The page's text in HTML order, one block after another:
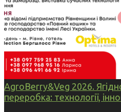
AgroBerry&Veg 2026.
переробка: технології,